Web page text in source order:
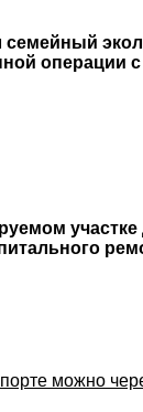
операции
можно